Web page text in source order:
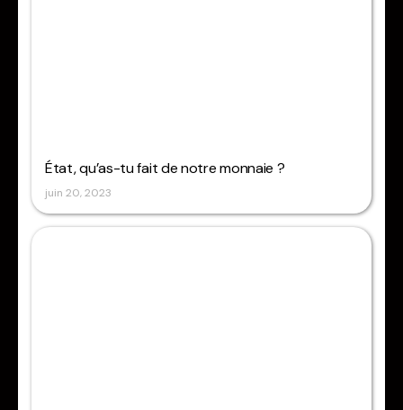
État, qu’as-tu fait de notre monnaie ?
juin 20, 2023